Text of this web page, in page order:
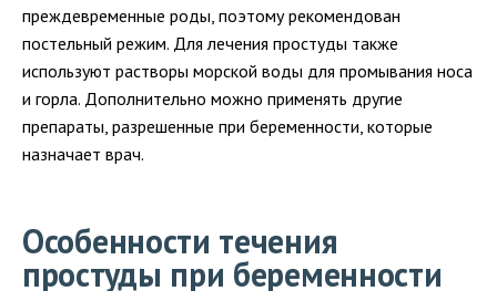
преждевременные роды, поэтому рекомендован
постельный режим. Для лечения простуды также
используют растворы морской воды для промывания носа
и горла. Дополнительно можно применять другие
препараты, разрешенные при беременности, которые
назначает врач.
Особенности течения
простуды при беременности